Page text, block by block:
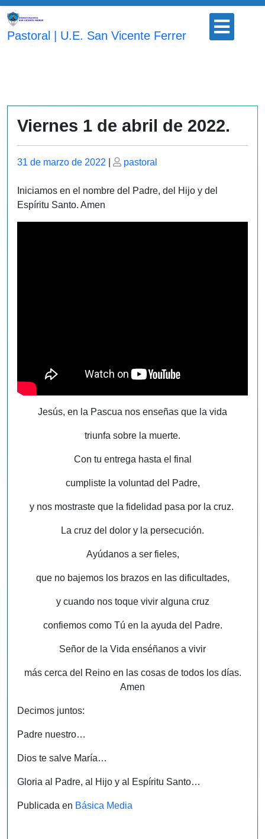
Saltar
contenido
Pastoral | U.E. San Vicente Ferrer
Botón
abrir
Viernes 1 de abril de 2022.
Publicado
31 de marzo de 2022
Publicado
pastoral
Iniciamos en el nombre del Padre, del Hijo y del
Espíritu Santo. Amen
Jesús, en la Pascua nos enseñas que la vida
triunfa sobre la muerte.
Con tu entrega hasta el final
cumpliste la voluntad del Padre,
y nos mostraste que la fidelidad pasa por la cruz.
La cruz del dolor y la persecución.
Ayúdanos a ser fieles,
que no bajemos los brazos en las dificultades,
y cuando nos toque vivir alguna cruz
confiemos como Tú en la ayuda del Padre.
Señor de la Vida enséñanos a vivir
más cerca del Reino en las cosas de todos los días.
Amen
Decimos juntos:
Padre nuestro…
Dios te salve María…
Gloria al Padre, al Hijo y al Espíritu Santo…
Publicada en Básica Media